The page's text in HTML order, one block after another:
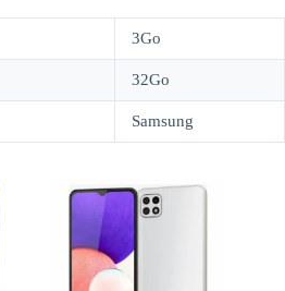
3Go
32Go
Samsung